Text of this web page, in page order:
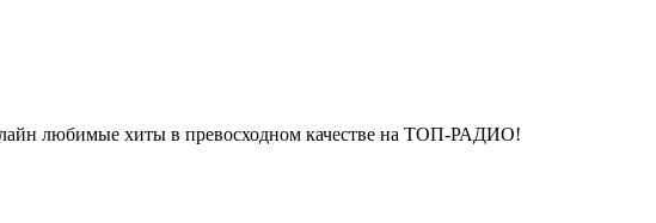
любимые хиты в превосходном качестве на ТОП-РАДИО!